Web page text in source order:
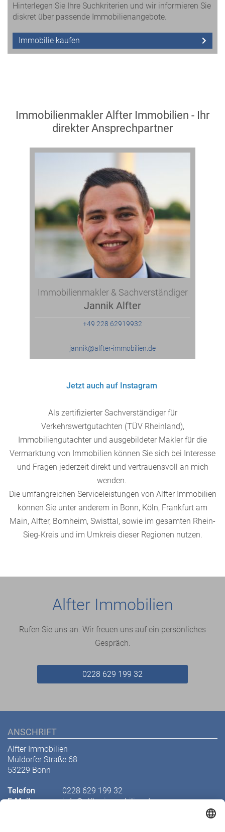
Hinterlegen Sie Ihre Suchkriterien und wir informieren Sie
diskret über passende Immobilienangebote.
Immobilie kaufen
Immobilienmakler Alfter Immobilien - Ihr
direkter Ansprechpartner
Immobilienmakler & Sachverständiger
Jannik Alfter
+49 228 62919932
jannik@alfter-immobilien.de
Jetzt auch auf Instagram
Als zertifizierter Sachverständiger für
Verkehrswertgutachten (TÜV Rheinland),
Immobiliengutachter und ausgebildeter Makler für die
Vermarktung von Immobilien können Sie sich bei Interesse
und Fragen jederzeit direkt und vertrauensvoll an mich
wenden.
Die umfangreichen Serviceleistungen von Alfter Immobilien
können Sie unter anderem in Bonn, Köln, Frankfurt am
Main, Alfter, Bornheim, Swisttal, sowie im gesamten Rhein-
Sieg-Kreis und im Umkreis dieser Regionen nutzen.
Alfter Immobilien
Rufen Sie uns an. Wir freuen uns auf ein persönliches
Gespräch.
0228 629 199 32
ANSCHRIFT
Alfter Immobilien
Müldorfer Straße 68
53229 Bonn
Telefon
0228 629 199 32
E-Mail
info@alfter-immobilien.de